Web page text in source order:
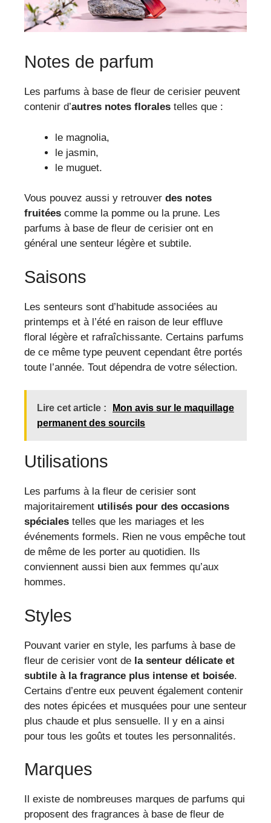
Notes de parfum
Les parfums à base de fleur de cerisier peuvent
contenir d’autres notes florales telles que :
le magnolia,
le jasmin,
le muguet.
Vous pouvez aussi y retrouver des notes
fruitées comme la pomme ou la prune. Les
parfums à base de fleur de cerisier ont en
général une senteur légère et subtile.
Saisons
Les senteurs sont d’habitude associées au
printemps et à l’été en raison de leur effluve
floral légère et rafraîchissante. Certains parfums
de ce même type peuvent cependant être portés
toute l’année. Tout dépendra de votre sélection.
Lire cet article :
Mon avis sur le maquillage
permanent des sourcils
Utilisations
Les parfums à la fleur de cerisier sont
majoritairement utilisés pour des occasions
spéciales telles que les mariages et les
événements formels. Rien ne vous empêche tout
de même de les porter au quotidien. Ils
conviennent aussi bien aux femmes qu’aux
hommes.
Styles
Pouvant varier en style, les parfums à base de
fleur de cerisier vont de la senteur délicate et
subtile à la fragrance plus intense et boisée.
Certains d’entre eux peuvent également contenir
des notes épicées et musquées pour une senteur
plus chaude et plus sensuelle. Il y en a ainsi
pour tous les goûts et toutes les personnalités.
Marques
Il existe de nombreuses marques de parfums qui
proposent des fragrances à base de fleur de